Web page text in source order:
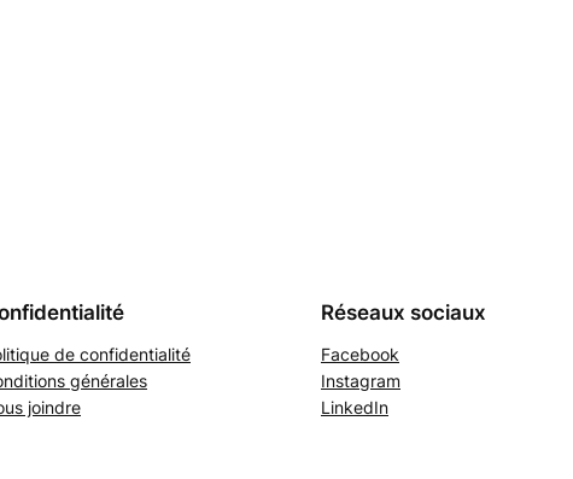
de confidentialité
générales
joindre
Réseaux sociaux
Facebook
Instagram
LinkedIn